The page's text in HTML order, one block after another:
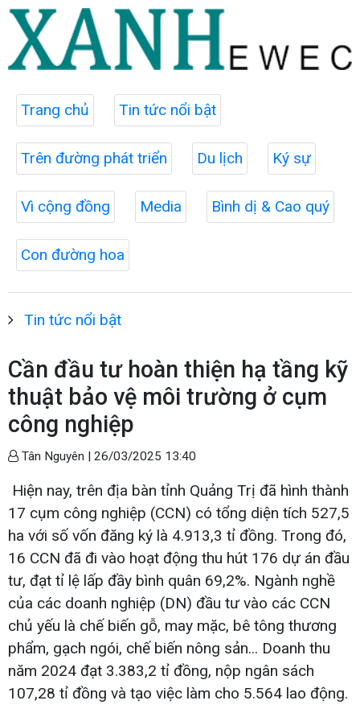
Trang chủ Tin tức nổi bật
Trên đường phát triển Du lịch Ký sự
Vì cộng đồng Media Bình dị & Cao quý
Con đường hoa
Tin tức nổi bật
Cần đầu tư hoàn thiện hạ tầng kỹ
thuật bảo vệ môi trường ở cụm
công nghiệp
Tân Nguyên | 26/03/2025 13:40
Hiện nay, trên địa bàn tỉnh Quảng Trị đã hình thành
17 cụm công nghiệp (CCN) có tổng diện tích 527,5
ha với số vốn đăng ký là 4.913,3 tỉ đồng. Trong đó,
16 CCN đã đi vào hoạt động thu hút 176 dự án đầu
tư, đạt tỉ lệ lấp đầy bình quân 69,2%. Ngành nghề
của các doanh nghiệp (DN) đầu tư vào các CCN
chủ yếu là chế biến gỗ, may mặc, bê tông thương
phẩm, gạch ngói, chế biến nông sản... Doanh thu
năm 2024 đạt 3.383,2 tỉ đồng, nộp ngân sách
107,28 tỉ đồng và tạo việc làm cho 5.564 lao động.